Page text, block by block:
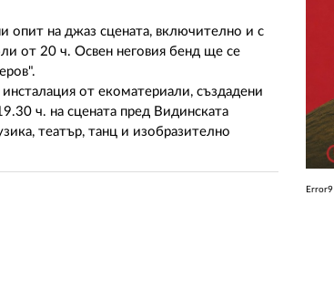
опит на джаз сцената, включително и с
от 20 ч. Освен неговия бенд ще се
от екоматериали, създадени
ч. на сцената пред Видинската
театър, танц и изобразително
Error9